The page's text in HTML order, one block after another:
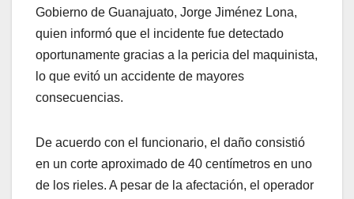
Gobierno de Guanajuato, Jorge Jiménez Lona,
quien informó que el incidente fue detectado
oportunamente gracias a la pericia del maquinista,
lo que evitó un accidente de mayores
consecuencias.
De acuerdo con el funcionario, el daño consistió
en un corte aproximado de 40 centímetros en uno
de los rieles. A pesar de la afectación, el operador